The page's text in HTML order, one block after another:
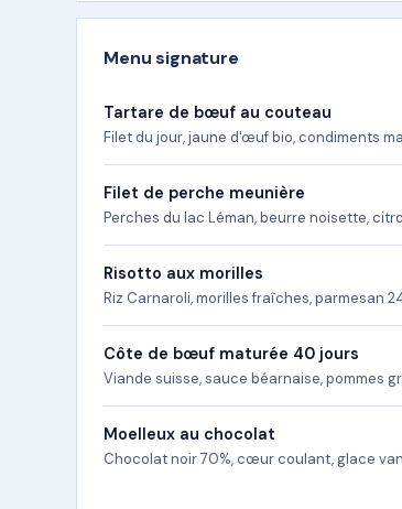
Menu signature
Tartare de bœuf au couteau
Filet du jour, jaune d'œuf bio, condiments
Filet de perche meunière
Perches du lac Léman, beurre noisette,
Risotto aux morilles
Riz Carnaroli, morilles fraîches, parmesan
Côte de bœuf maturée 40 jours
Viande suisse, sauce béarnaise, pommes
Moelleux au chocolat
Chocolat noir 70%, cœur coulant, glace